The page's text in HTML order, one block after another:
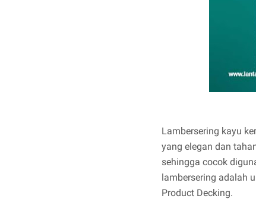
Lambersering kayu
yang elegan dan
sehingga cocok
lambersering adalah
Product Decking.